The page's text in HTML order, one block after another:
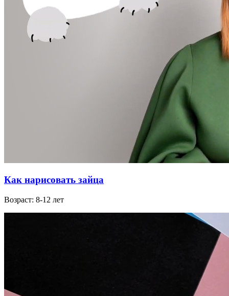
Как нарисовать зайца
Возраст: 8-12 лет